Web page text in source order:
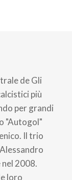
de Gli
più
per grandi
"Autogol"
Il trio
nel 2008.
loro